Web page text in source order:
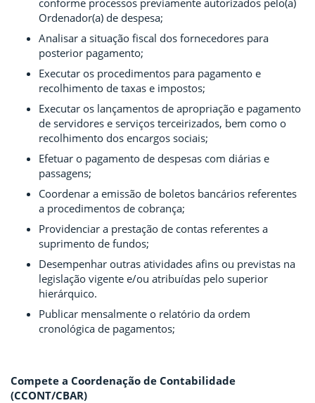
Ordenador(a) de despesa;
Analisar a situação fiscal dos fornecedores para
posterior pagamento;
Executar os procedimentos para pagamento e
recolhimento de taxas e impostos;
Executar os lançamentos de apropriação e pagamento
de servidores e serviços terceirizados, bem como o
recolhimento dos encargos sociais;
Efetuar o pagamento de despesas com diárias e
passagens;
Coordenar a emissão de boletos bancários referentes
a procedimentos de cobrança;
Providenciar a prestação de contas referentes a
suprimento de fundos;
Desempenhar outras atividades afins ou previstas na
legislação vigente e/ou atribuídas pelo superior
hierárquico.
Publicar mensalmente o relatório da ordem
cronológica de pagamentos;
Compete a Coordenação de Contabilidade
(CCONT/CBAR)